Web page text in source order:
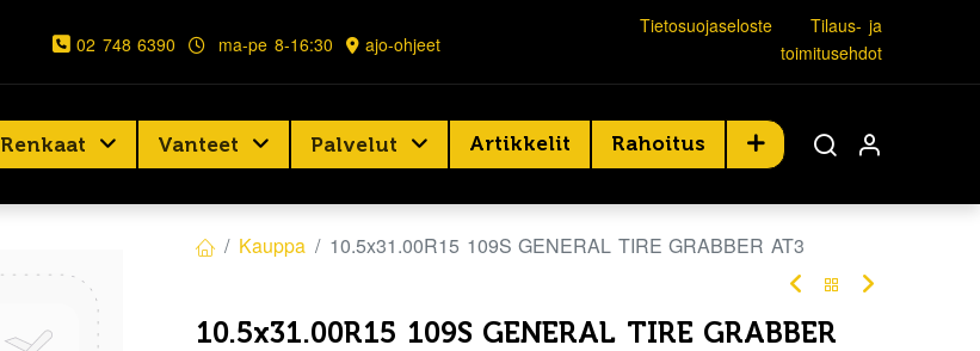
02 748 6390 ma-pe 8-16:30 ajo-ohjeet
Tietosuojaseloste
Tilaus- ja
toimitusehdot
Renkaat Vanteet Palvelut Artikkelit Rahoitus
Kauppa 10.5x31.00R15 109S GENERAL TIRE GRABBER AT3
10.5x31.00R15 109S GENERAL TIRE GRABBER